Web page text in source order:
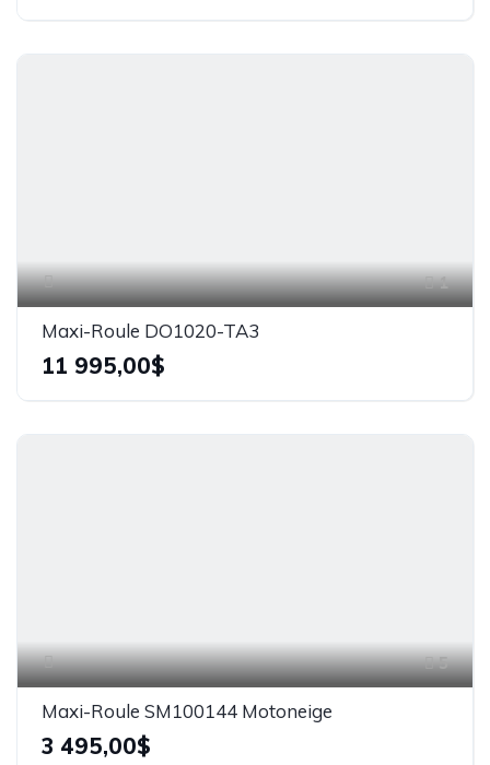
1
Maxi-Roule DO1020-TA3
11 995,00$
5
Maxi-Roule SM100144 Motoneige
3 495,00$